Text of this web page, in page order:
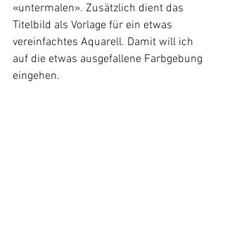
«untermalen». Zusätzlich dient das
Titelbild als Vorlage für ein etwas
vereinfachtes Aquarell. Damit will ich
auf die etwas ausgefallene Farbgebung
eingehen.